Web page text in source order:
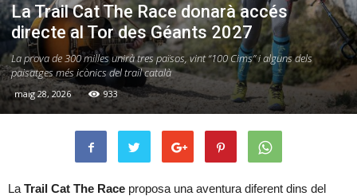
La Trail Cat The Race donarà accés
directe al Tor des Géants 2027
La prova de 300 milles unirà tres països, vint “100 Cims” i alguns dels
paisatges més icònics del trail català
maig 28, 2026 933
La Trail Cat The Race proposa una aventura diferent dins del